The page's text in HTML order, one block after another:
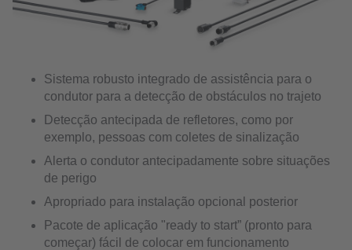
Sistema robusto integrado de assistência para o
condutor para a detecção de obstáculos no trajeto
Detecção antecipada de refletores, como por
exemplo, pessoas com coletes de sinalização
Alerta o condutor antecipadamente sobre situações
de perigo
Apropriado para instalação opcional posterior
Pacote de aplicação "ready to start” (pronto para
começar) fácil de colocar em funcionamento